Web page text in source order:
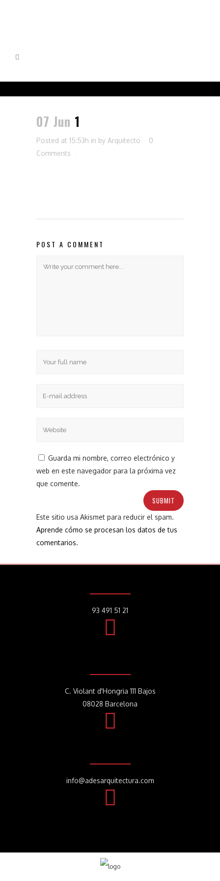
07 Jun 1
Posted at 15:53h in by Arquitecto
0
Comments
POST A COMMENT
Guarda mi nombre, correo electrónico y
web en este navegador para la próxima vez
que comente.
Este sitio usa Akismet para reducir el spam.
Aprende cómo se procesan los datos de tus
comentarios.
93 491 51 21
C. Violant d'Hongria 111 Bajos
08028 Barcelona
info@adesarquitectura.com